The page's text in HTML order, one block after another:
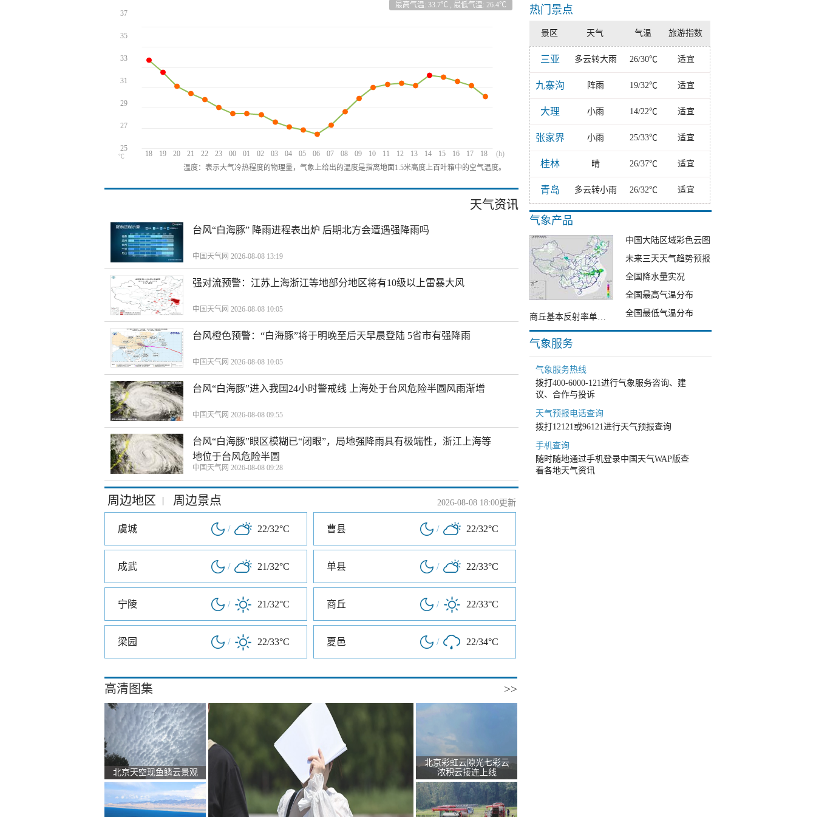
最高气温: 33.7℃ , 最低气温: 26.4℃
18 19 20 21 22 23 00 01 02 03 04 05 06 07 08 09 10 11 12 13 14 15 16 17 18
37
35
33
31
29
27
25
(h)
℃
温度：表示大气冷热程度的物理量，气象上给出的温度是指离地面1.5米高度上百叶箱中的空气温度。
天气资讯
台风“白海豚” 降雨进程表出炉 后期北方会遭遇强降雨吗
中国天气网 2026-08-08 13:19
强对流预警：江苏上海浙江等地部分地区将有10级以上雷暴大风
中国天气网 2026-08-08 10:05
台风橙色预警：“白海豚”将于明晚至后天早晨登陆 5省市有强降雨
中国天气网 2026-08-08 10:05
台风“白海豚”进入我国24小时警戒线 上海处于台风危险半圆风雨渐增
中国天气网 2026-08-08 09:55
台风“白海豚”眼区模糊已“闭眼”，局地强降雨具有极端性，浙江上海等
地位于台风危险半圆
中国天气网 2026-08-08 09:28
周边地区 | 周边景点 2026-08-08 18:00更新
虞城 / 22/32°C 曹县 / 22/32°C
成武 / 21/32°C 单县 / 22/33°C
宁陵 / 21/32°C 商丘 / 22/33°C
梁园 / 22/33°C 夏邑 / 22/34°C
>>
高清图集
北京天空现鱼鳞云景观
北京彩虹云隙光七彩云
浓积云接连上线
热门景点
景区 天气 气温 旅游指数
三亚 多云转大雨 26/30℃ 适宜
九寨沟 阵雨 19/32℃ 适宜
大理 小雨 14/22℃ 适宜
张家界 小雨 25/33℃ 适宜
桂林 晴 26/37℃ 适宜
青岛 多云转小雨 26/32℃ 适宜
气象产品
商丘基本反射率单站雷达图
中国大陆区域彩色云图
未来三天天气趋势预报
全国降水量实况
全国最高气温分布
全国最低气温分布
气象服务
气象服务热线
拨打400-6000-121进行气象服务咨询、建
议、合作与投诉
天气预报电话查询
拨打12121或96121进行天气预报查询
手机查询
随时随地通过手机登录中国天气WAP版查
看各地天气资讯